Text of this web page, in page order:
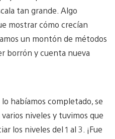
tan grande. Algo
mostrar cómo crecían
un montón de métodos
borrón y cuenta nueva
habíamos completado, se
niveles y tuvimos que
los niveles del 1 al 3. ¡Fue